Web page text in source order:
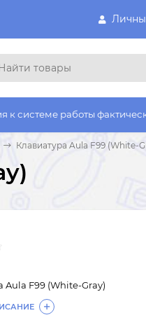
фактического
Клавиатура Aula F99 (White-
Aula F99 (White-Gray)